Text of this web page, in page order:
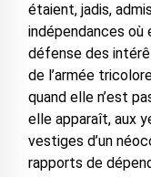
étaient, jadis,
indépendances où
défense des
de l’armée
quand elle n’est
elle apparaît, aux
vestiges d’un
rapports de